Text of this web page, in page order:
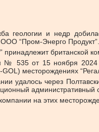
геологии и недр
ООО “Пром-Энерго
принадлежит британской
№ 535 от 15 ноября
месторождениях
удалось через
административный
на этих